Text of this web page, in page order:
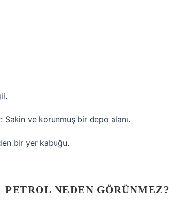
ve korunmuş bir depo alanı.
bir yer kabuğu.
NEDEN GÖRÜNMEZ?